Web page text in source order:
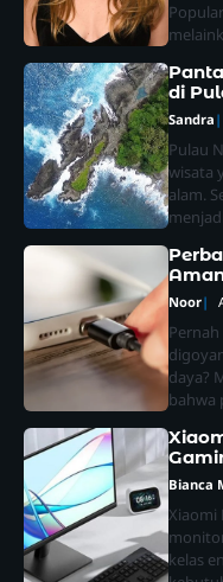
di
Sandra
Pulau
wisata
alam.
Noor
daya?
bahwa
Bianca
Xiaomi
kelas
2